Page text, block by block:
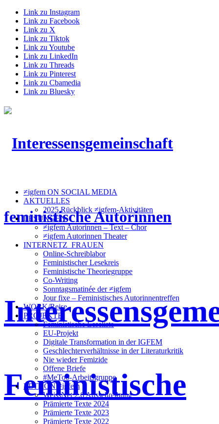
Link zu Instagram
Link zu Facebook
Link zu X
Link zu Tiktok
Link zu Youtube
Link zu LinkedIn
Link zu Threads
Link zu Pinterest
Link zu Cbamedia
Link zu Bluesky
Feministische
≠igfem ON SOCIAL MEDIA
AKTUELLES
2025 Rückblick ≠igfem-Aktivitäten
LESUNGEN
≠igfem Autorinnen – Text – Chor
≠igfem Autorinnen Theater
INTERNETZ_FRAUEN
Online-Schreiblabor
Feministischer Lesekreis
Feministische Theoriegruppe
Co-Writing
Sonntagsmatinée der ≠igfem
Jour fixe – Feministisches Autorinnentreffen
WORK/Reise
PROJEKTE
Feministische Leseliste
EU-Projekt
Digitale Transformation in der IGFEM
Geschlechterverhältnisse in der Literaturkritik
Nie wieder Femizide
Offene Briefe
#MeToo-Arbeitsgruppe
EDITION ≠igfem
WeissNet 2.6 Ausschreibung
Prämierte Texte 2024
Prämierte Texte 2023
Prämierte Texte 2022